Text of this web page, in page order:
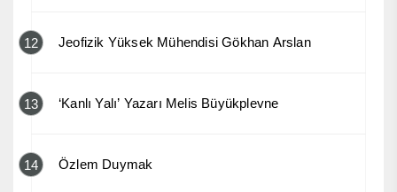
12 Jeofizik Yüksek Mühendisi Gökhan Arslan
13 ‘Kanlı Yalı’ Yazarı Melis Büyükplevne
14 Özlem Duymak